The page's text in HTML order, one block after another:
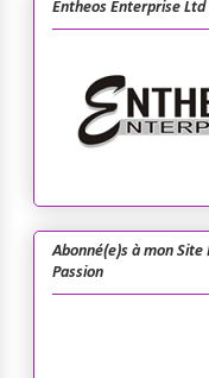
Entheos Enterprise Ltd
Abonné(e)s à mon
Passion